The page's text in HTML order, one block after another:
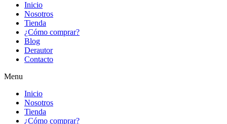
Inicio
Nosotros
Tienda
¿Cómo comprar?
Blog
Derautor
Contacto
Menu
Inicio
Nosotros
Tienda
¿Cómo comprar?